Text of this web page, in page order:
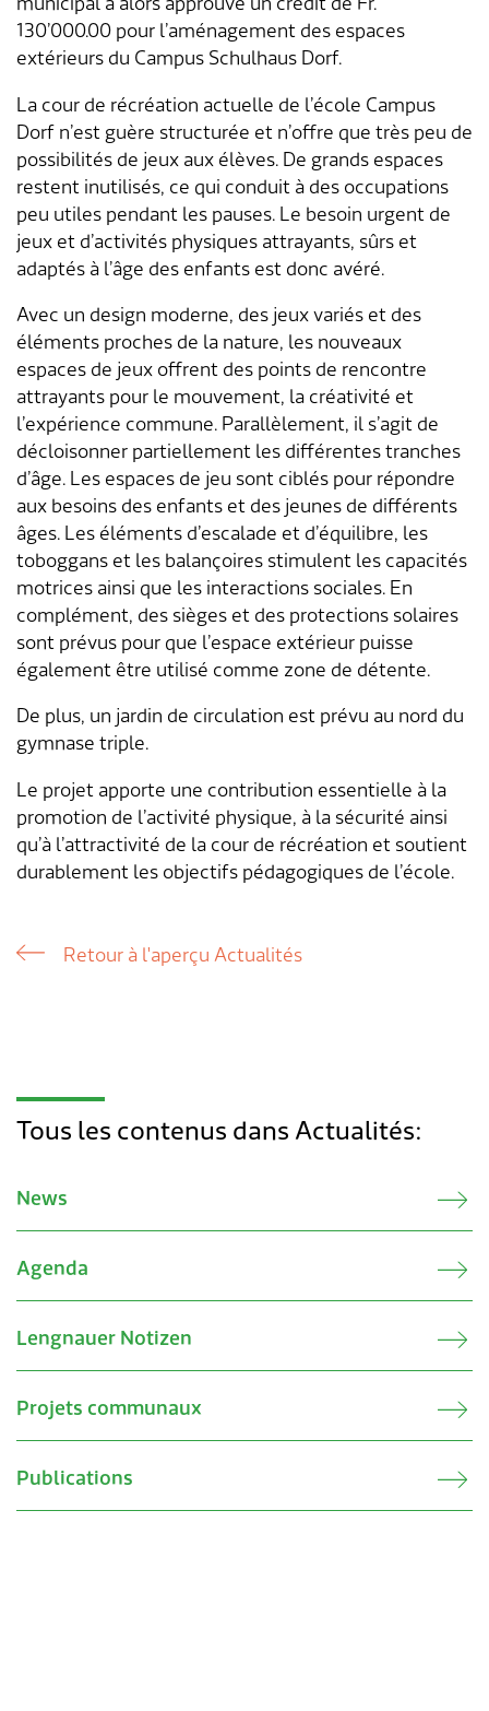
130’000.00 pour l’aménagement des espaces
extérieurs du Campus Schulhaus Dorf.
La cour de récréation actuelle de l’école Campus
Dorf n’est guère structurée et n’offre que très peu de
possibilités de jeux aux élèves. De grands espaces
restent inutilisés, ce qui conduit à des occupations
peu utiles pendant les pauses. Le besoin urgent de
jeux et d’activités physiques attrayants, sûrs et
adaptés à l’âge des enfants est donc avéré.
Avec un design moderne, des jeux variés et des
éléments proches de la nature, les nouveaux
espaces de jeux offrent des points de rencontre
attrayants pour le mouvement, la créativité et
l’expérience commune. Parallèlement, il s’agit de
décloisonner partiellement les différentes tranches
d’âge. Les espaces de jeu sont ciblés pour répondre
aux besoins des enfants et des jeunes de différents
âges. Les éléments d’escalade et d’équilibre, les
toboggans et les balançoires stimulent les capacités
motrices ainsi que les interactions sociales. En
complément, des sièges et des protections solaires
sont prévus pour que l’espace extérieur puisse
également être utilisé comme zone de détente.
De plus, un jardin de circulation est prévu au nord du
gymnase triple.
Le projet apporte une contribution essentielle à la
promotion de l’activité physique, à la sécurité ainsi
qu’à l’attractivité de la cour de récréation et soutient
durablement les objectifs pédagogiques de l’école.
Retour à l'aperçu Actualités
Tous les contenus dans Actualités:
News
Agenda
Lengnauer Notizen
Projets communaux
Publications
Association des parents d'accueil
Gastronomie
Location d'installations de loisirs
Autorisation d'événements
Assurances sociales
Affaires sociales
Impôts
Construire & planifier
Aménagement du territoire & planification
locale
Cadastre RDPPF
Environnement
Energie & eau
Déchets
Animaux
Transports & mobilité
Sécurité
A propos de Lengnau
Paroisses
Communes partenaires
Lengnauer Notizen
Economie
Département des finances
Service social
Dép. de la construction et des travaux
Dép. de l'exploitation et du génie civil
Centre d'entretien
Administration scolaire
Garderie d'enfants
Collaborateurs
Postes vacants
Stage / apprentissage
Réseaux de communes
Services de A à Z
Répertoire d'adresses
Contact & heures d'ouverture